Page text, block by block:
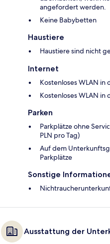
angefordert werden.
Keine Babybetten
Haustiere
Haustiere sind nicht
Internet
Kostenloses WLAN
Kostenloses WLAN in
Parken
Parkplätze ohne
PLN pro Tag)
Auf dem
Parkplätze
Sonstige
Ausstattung der